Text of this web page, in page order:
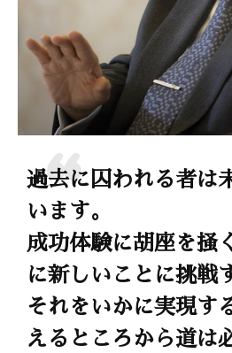
過去に囚われる者は
います。
成功体験に胡座を掻
に新しいことに挑戦
それをいかに実現す
えるところから道は